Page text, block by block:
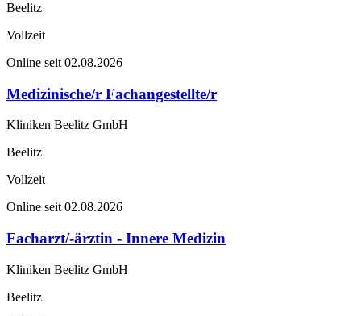
Beelitz
Vollzeit
Online seit 02.08.2026
Medizinische/r Fachangestellte/r
Kliniken Beelitz GmbH
Beelitz
Vollzeit
Online seit 02.08.2026
Facharzt/-ärztin - Innere Medizin
Kliniken Beelitz GmbH
Beelitz